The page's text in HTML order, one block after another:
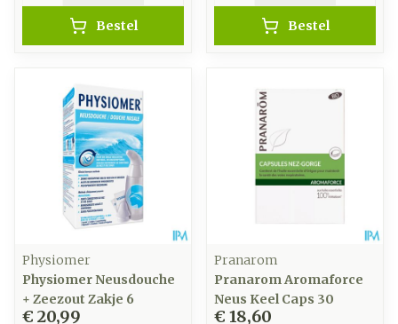
Bestel Bestel
Physiomer
Physiomer Neusdouche
+ Zeezout Zakje 6
€ 20,99
Pranarom
Pranarom Aromaforce
Neus Keel Caps 30
€ 18,60